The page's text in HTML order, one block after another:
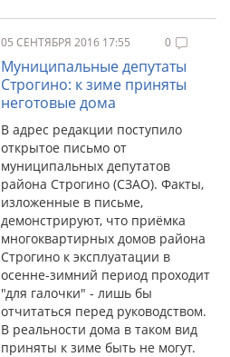
05 СЕНТЯБРЯ 2016 17:55 0
Муниципальные депутаты
Строгино: к зиме приняты
неготовые дома
В адрес редакции поступило
открытое письмо от
муниципальных депутатов
района Строгино (СЗАО). Факты,
изложенные в письме,
демонстрируют, что приёмка
многоквартирных домов района
Строгино к эксплуатации в
осенне-зимний период проходит
"для галочки" - лишь бы
отчитаться перед руководством.
В реальности дома в таком вид
приняты к зиме быть не могут.